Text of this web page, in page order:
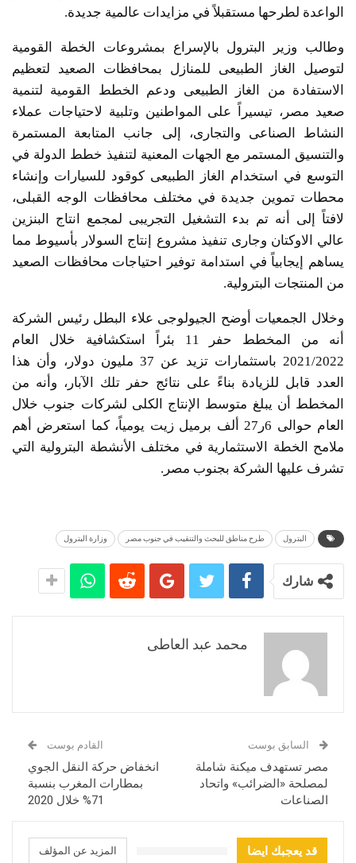
الواعدة لطرحها مستقبلاً في مزايدات عالمية جديدة.
وطالب وزير البترول بالإسراع بمشروعات الخطة القومية
لتوصيل الغاز الطبيعى للمنازل بمحافظات الصعيد لتعظيم
الاستفادة من الغاز الطبيعى ودعم الخطط القومية لتنمية
صعيد مصر، تيسيراً على المواطنين وتلبية لاحتياجات عملاء
النشاط الصناعى والتجارى، إلى جانب المتابعة المستمرة
والتنسيق المستمر مع الجهات المعنية لتنفيذ خطط الدولة في
التوسع في استخدام الغاز الطبيعى كوقود للسيارات وإنشاء
محطات تموين جديدة في مختلف محافظات الوجه القبلى،
لافتاً إلى أنه تم بدء التشغيل التجريبى لمجمع انتاج البنزين
عالي الاوكتان وجارى تنفيذ مشروع إنتاج السولار بأسيوط مما
يساهم إيجابياً في استدامة توفير احتياجات محافظات الصعيد
من المنتجات البترولية.
وخلال الجمعيات أوضح الجيولوجى علاء البطل رئيس الشركة
أنه من المخطط حفر 11 بئراً استكشافية خلال العام
2021/2022 باستثمارات تزيد عن 37 مليون دولار، وأن هذا
العدد قابل للزيادة بناءً على نتائج حفر تلك الآبار، وأنه من
المخطط أن يبلغ متوسط الإنتاج الكلى لشركات جنوب خلال
العام حوالى 6ر27 ألف برميل زيت يومياً، كما استعرض أهم
ملامح الخطة الاستثمارية في مختلف الأنشطة البترولية التي
تشرف عليها الشركة بجنوب مصر.
البترول طرح مناطق للبحث والتنقيب في جنوب مصر وزارة البترول
شارك
محمد عبد العاطى
السابق بوست
مصر تستهدف ميكنة شاملة
لمصلحة «الضرائب» واتحاد
الصناعات
القادم بوست
انخفاض حركة النقل الجوي
بمطارات المغرب بنسبة
71% خلال 2020
قد يعجبك ايضا المزيد عن المؤلف